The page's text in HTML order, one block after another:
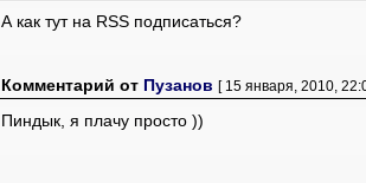
А как тут на RSS подписаться?
Комментарий от Пузанов [ 15 января, 2010,
Пиндык, я плачу просто ))